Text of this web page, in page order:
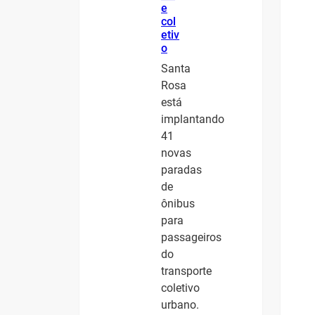
e
col
etiv
o
Santa
Rosa
está
implantando
41
novas
paradas
de
ônibus
para
passageiros
do
transporte
coletivo
urbano.